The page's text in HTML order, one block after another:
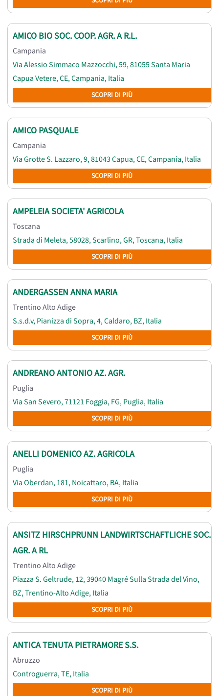
AMICO BIO SOC. COOP. AGR. A R.L.
Campania
Via Alessio Simmaco Mazzocchi, 59, 81055 Santa Maria
Capua Vetere, CE, Campania, Italia
SCOPRI DI PIÙ
AMICO PASQUALE
Campania
Via Grotte S. Lazzaro, 9, 81043 Capua, CE, Campania, Italia
SCOPRI DI PIÙ
AMPELEIA SOCIETA' AGRICOLA
Toscana
Strada di Meleta, 58028, Scarlino, GR, Toscana, Italia
SCOPRI DI PIÙ
ANDERGASSEN ANNA MARIA
Trentino Alto Adige
S.s.d.v, Pianizza di Sopra, 4, Caldaro, BZ, Italia
SCOPRI DI PIÙ
ANDREANO ANTONIO AZ. AGR.
Puglia
Via San Severo, 71121 Foggia, FG, Puglia, Italia
SCOPRI DI PIÙ
ANELLI DOMENICO AZ. AGRICOLA
Puglia
Via Oberdan, 181, Noicattaro, BA, Italia
SCOPRI DI PIÙ
ANSITZ HIRSCHPRUNN LANDWIRTSCHAFTLICHE SOC.
AGR. A RL
Trentino Alto Adige
Piazza S. Geltrude, 12, 39040 Magré Sulla Strada del Vino,
BZ, Trentino-Alto Adige, Italia
SCOPRI DI PIÙ
ANTICA TENUTA PIETRAMORE S.S.
Abruzzo
Controguerra, TE, Italia
SCOPRI DI PIÙ